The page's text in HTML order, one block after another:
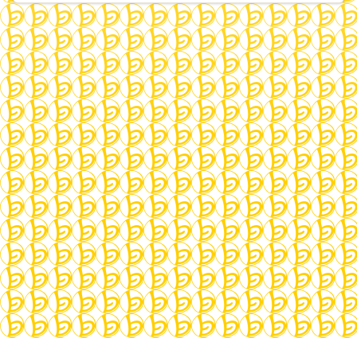
Tanz,Dance,Trommeln,Drums,Samul-Nori,사불놀이,
Pungmul,Pungmul-Nori, 풍물 ,풍물놀이,Musica,
Danza
About:Ich beschäftige mich seit über 20 Jahren mit
dem Erlernen von Samulnori und den
zugrundeliegenden Traditionen Koreas.